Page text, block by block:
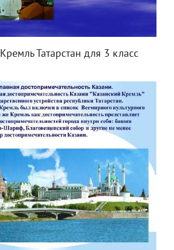
Татарстан для 3 класс